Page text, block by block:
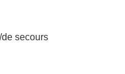
secours